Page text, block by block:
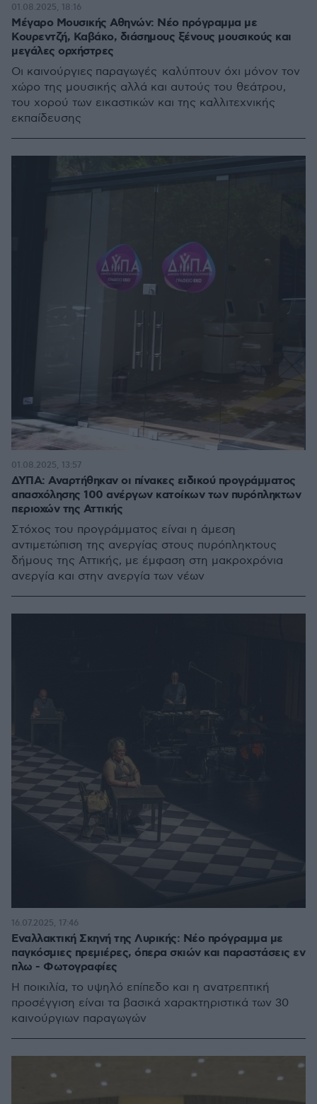
Μέγαρο Μουσικής Αθηνών: Νέο πρόγραμμα με
Κουρεντζή, Καβάκο, διάσημους ξένους μουσικούς και
μεγάλες ορχήστρες
Οι καινούργιες παραγωγές καλύπτουν όχι μόνον τον
χώρο της μουσικής αλλά και αυτούς του θεάτρου,
του χορού των εικαστικών και της καλλιτεχνικής
εκπαίδευσης
01.08.2025, 18:16
ΔΥΠΑ: Αναρτήθηκαν οι πίνακες ειδικού προγράμματος
απασχόλησης 100 ανέργων κατοίκων των πυρόπληκτων
περιοχών της Αττικής
Στόχος του προγράμματος είναι η άμεση
αντιμετώπιση της ανεργίας στους πυρόπληκτους
δήμους της Αττικής, με έμφαση στη μακροχρόνια
ανεργία και στην ανεργία των νέων
01.08.2025, 13:57
Εναλλακτική Σκηνή της Λυρικής: Νέο πρόγραμμα με
παγκόσμιες πρεμιέρες, όπερα σκιών και παραστάσεις εν
πλω - Φωτογραφίες
Η ποικιλία, το υψηλό επίπεδο και η ανατρεπτική
προσέγγιση είναι τα βασικά χαρακτηριστικά των 30
καινούργιων παραγωγών
16.07.2025, 17:46